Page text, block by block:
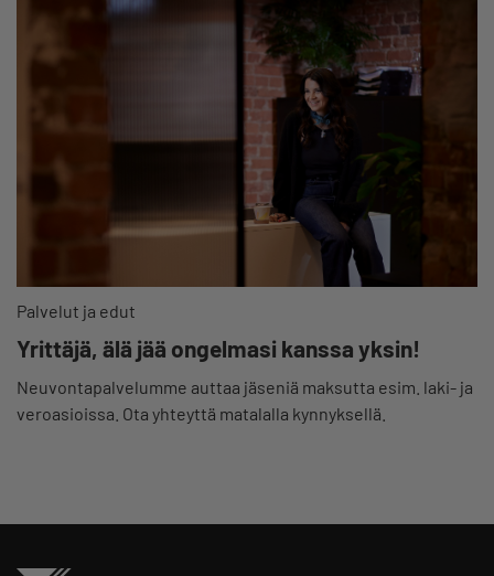
Palvelut ja edut
Yrittäjä, älä jää ongelmasi kanssa yksin!
Neuvontapalvelumme auttaa jäseniä maksutta esim. laki- ja
veroasioissa. Ota yhteyttä matalalla kynnyksellä.